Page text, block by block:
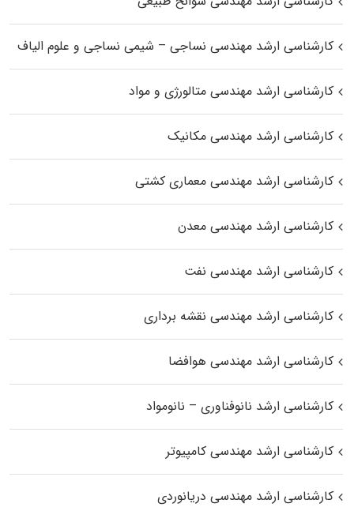
کارشناسی ارشد مهندسی نساجی – شیمی نساجی و علوم الیاف
کارشناسی ارشد مهندسی متالورژی و مواد
کارشناسی ارشد مهندسی مکانیک
کارشناسی ارشد مهندسی معماری کشتی
کارشناسی ارشد مهندسی معدن
کارشناسی ارشد مهندسی نفت
کارشناسی ارشد مهندسی نقشه برداری
کارشناسی ارشد مهندسی هوافضا
کارشناسی ارشد نانوفناوری – نانومواد
کارشناسی ارشد مهندسی کامپیوتر
کارشناسی ارشد مهندسی دریانوردی